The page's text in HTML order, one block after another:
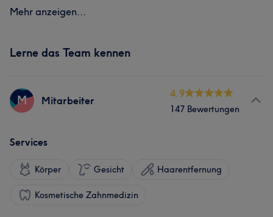
Mehr anzeigen...
Lerne das Team kennen
M Mitarbeiter
4.9
147 Bewertungen
Services
Körper Gesicht Haarentfernung
Kosmetische Zahnmedizin